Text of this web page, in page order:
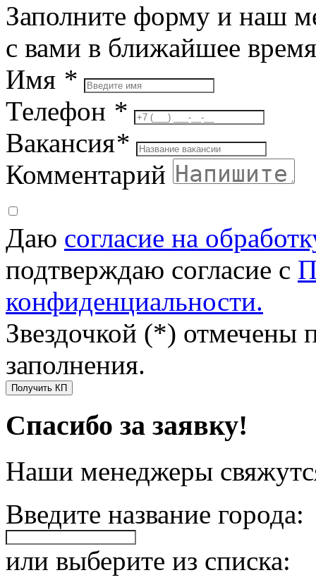
Заполните форму и наш
с вами в ближайшее время
Имя *
Телефон *
Вакансия*
Комментарий
Даю согласие на
подтверждаю согласие с
конфиденциальности.
Звездочкой (*) отмечены
заполнения.
Получить КП
Спасибо за заявку!
Наши менеджеры
Введите название города:
или выберите из списка: